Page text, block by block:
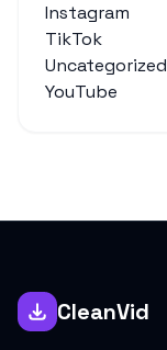
Instagram
TikTok
Uncategorized
YouTube
CleanVid